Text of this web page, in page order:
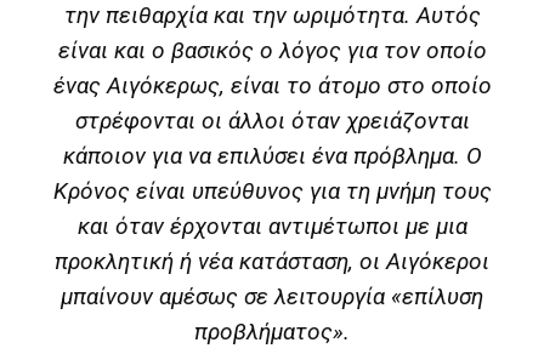
την πειθαρχία και την ωριμότητα. Αυτός
είναι και ο βασικός ο λόγος για τον οποίο
ένας Αιγόκερως, είναι το άτομο στο οποίο
στρέφονται οι άλλοι όταν χρειάζονται
κάποιον για να επιλύσει ένα πρόβλημα. Ο
Κρόνος είναι υπεύθυνος για τη μνήμη τους
και όταν έρχονται αντιμέτωποι με μια
προκλητική ή νέα κατάσταση, οι Αιγόκεροι
μπαίνουν αμέσως σε λειτουργία «επίλυση
προβλήματος».